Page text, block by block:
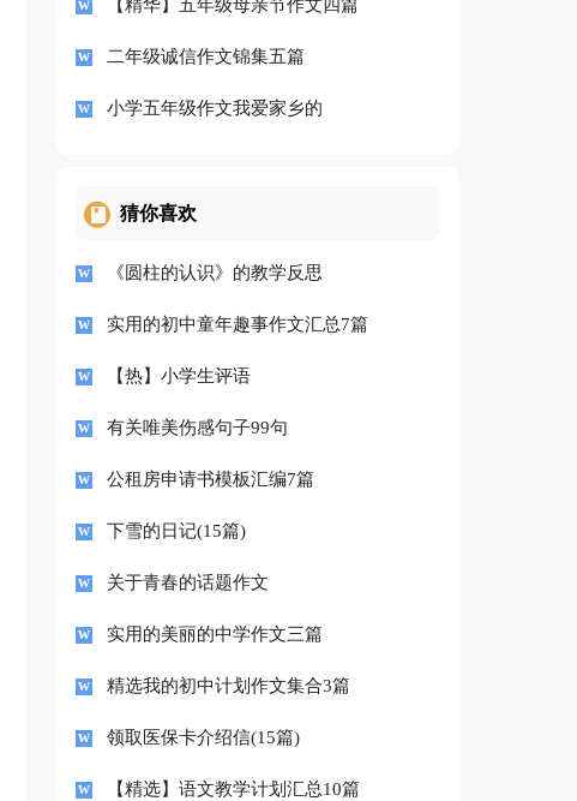
【精华】五年级母亲节作文四篇
二年级诚信作文锦集五篇
小学五年级作文我爱家乡的
猜你喜欢
《圆柱的认识》的教学反思
实用的初中童年趣事作文汇总7篇
【热】小学生评语
有关唯美伤感句子99句
公租房申请书模板汇编7篇
下雪的日记(15篇)
关于青春的话题作文
实用的美丽的中学作文三篇
精选我的初中计划作文集合3篇
领取医保卡介绍信(15篇)
【精选】语文教学计划汇总10篇